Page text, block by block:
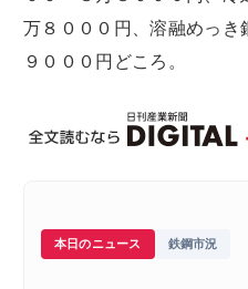
万８０００円、溶融めっ
９０００円どころ。
本日のニュース 鉄鋼市況